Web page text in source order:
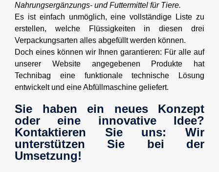
Nahrungsergänzungs- und Futtermittel für Tiere.
Es ist einfach unmöglich, eine vollständige Liste zu
erstellen, welche Flüssigkeiten in diesen drei
Verpackungsarten alles abgefüllt werden können.
Doch eines können wir Ihnen garantieren: Für alle auf
unserer Website angegebenen Produkte hat
Technibag eine funktionale technische Lösung
entwickelt und eine Abfüllmaschine geliefert.
Sie haben ein neues Konzept
oder eine innovative Idee?
Kontaktieren Sie uns: Wir
unterstützen Sie bei der
Umsetzung!